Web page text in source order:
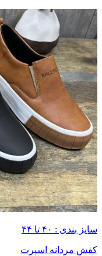
سایز بندی : ۴۰ تا ۴۴
کفش مردانه اسپرت